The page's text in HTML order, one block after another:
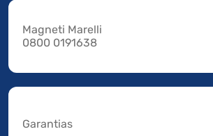
Magneti Marelli
0800 0191638
Garantias